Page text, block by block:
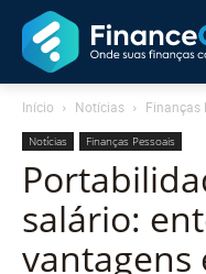
Início Notícias Finanças
Notícias Finanças Pessoais
salário:
vantagens